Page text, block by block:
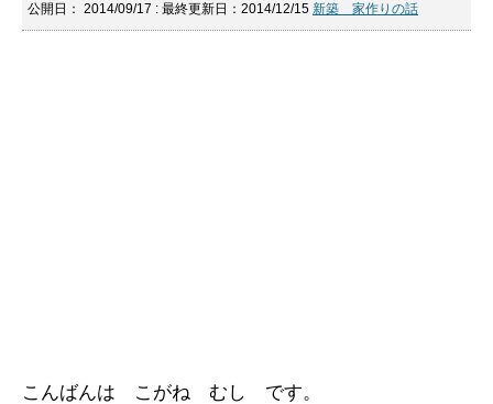
公開日： 2014/09/17 : 最終更新日：2014/12/15 新築 家作りの話
こんばんは こがね むし です。